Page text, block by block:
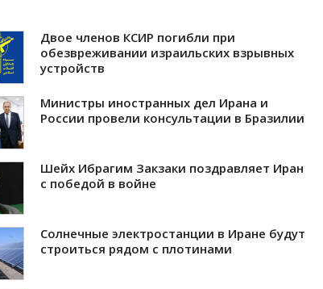
Двое членов КСИР погибли при
обезвреживании израильских взрывных
устройств
Министры иностранных дел Ирана и
России провели консультации в Бразилии
Шейх Ибрагим Закзаки поздравляет Иран
с победой в войне
Солнечные электростанции в Иране будут
строиться рядом с плотинами